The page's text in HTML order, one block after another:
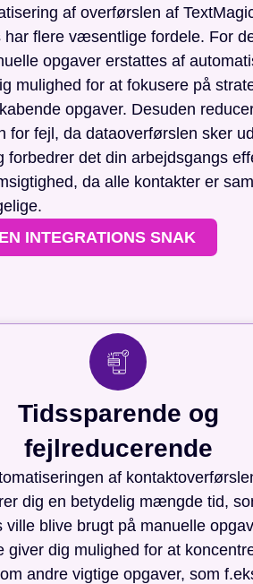
af overførslen af
har flere væsentlige fordele. For
opgaver erstattes af
mulighed for at fokusere på
opgaver. Desuden
for fejl, da dataoverførslen sker
forbedrer det din arbejdsgangs
da alle kontakter er
INTEGRATIONS SNAK
Tidssparende og
fejlreducerende
af
dig en betydelig mængde tid,
ville blive brugt på manuelle
giver dig mulighed for at
andre vigtige opgaver, som